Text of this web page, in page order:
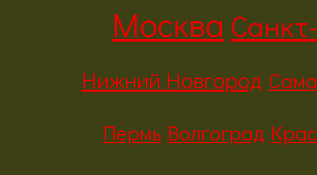
Москва
Нижний Новгород
Пермь Волгоград